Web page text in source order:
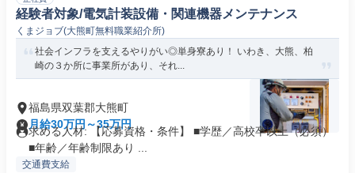
経験者対象/電気計装設備・関連機器メンテナンス
くまジョブ(大熊町無料職業紹介所)
社会インフラを支えるやりがい◎単身寮あり！ いわき、大熊、柏
崎の３か所に事業所があり、それ...
福島県双葉郡大熊町
月給30万円～35万円
求める人材: 【応募資格・条件】 ■学歴／高校卒以上（必須）
■年齢／年齢制限あり ...
交通費支給